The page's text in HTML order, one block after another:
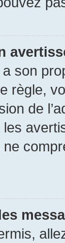
son
règle,
de
ne